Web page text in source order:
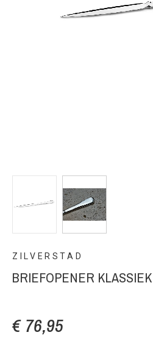
ZILVERSTAD
BRIEFOPENER KLASSIEK
€ 76,95